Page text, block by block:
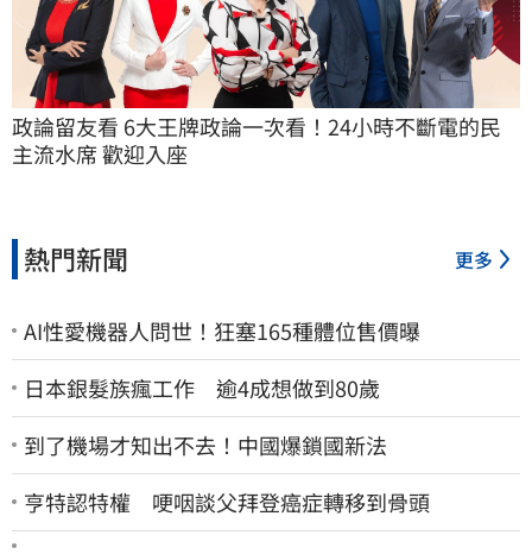
政論留友看 6大王牌政論一次看！24小時不斷電的民
主流水席 歡迎入座
熱門新聞 更多
AI性愛機器人問世！狂塞165種體位售價曝
日本銀髮族瘋工作 逾4成想做到80歲
到了機場才知出不去！中國爆鎖國新法
亨特認特權 哽咽談父拜登癌症轉移到骨頭